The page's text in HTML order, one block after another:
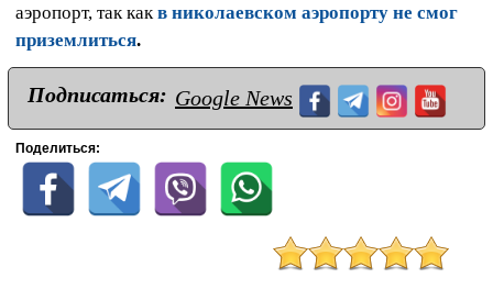
аэропорт, так как в николаевском аэропорту не смог
приземлиться.
Подписаться: Google News
Поделиться: